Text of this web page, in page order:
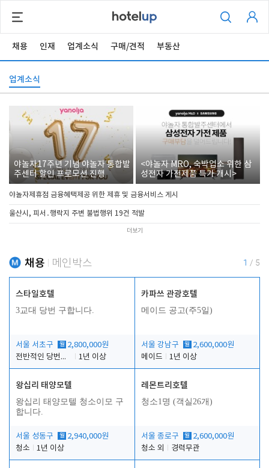
채용 인재 업계소식 구매/견적 부동산
업계소식
야놀자17주년 기념 야놀자 통합발
주센터 할인 프로모션 진행
<야놀자 MRO, 숙박업소 위한 삼
성전자 가전제품 특가 개시>
야놀자제휴점 금융혜택제공 위한 제휴 및 금융서비스 게시
울산시, 피서․행락지 주변 불법행위 19건 적발
더보기
채용 메인박스 1 / 5
스타일호텔
3교대 당번 구합니다.
서울 서초구 월 2,800,000원
전반적인 당번업무
1년 이상
카파쓰 관광호텔
메이드 공고(주5일)
서울 강남구 월 2,600,000원
메이드
1년 이상
왕십리 태양모텔
왕십리 태양모텔 청소이모 구
합니다.
서울 성동구 월 2,940,000원
청소
1년 이상
레몬트리호텔
청소1명 (객실26개)
서울 종로구 월 2,600,000원
청소 외
경력무관